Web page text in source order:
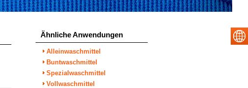
Ähnliche Anwendungen
Alleinwaschmittel
Buntwaschmittel
Spezialwaschmittel
Vollwaschmittel